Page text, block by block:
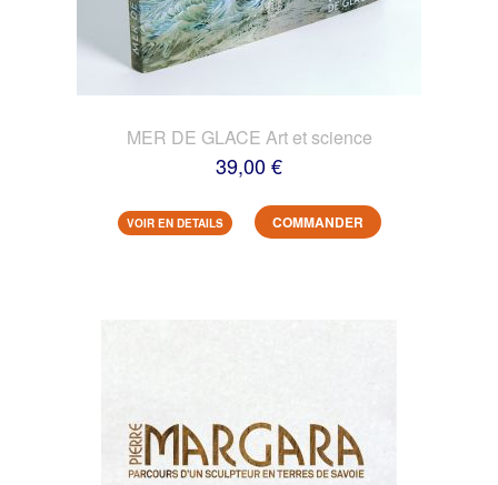
MER DE GLACE Art et science
39,00 €
VOIR EN DETAILS COMMANDER